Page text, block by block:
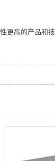
更高的产品和